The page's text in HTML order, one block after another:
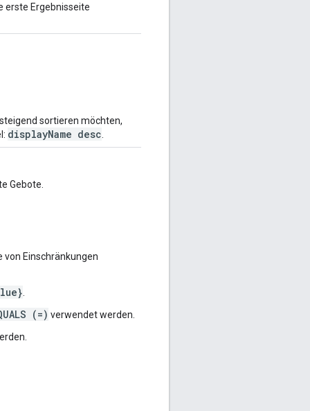
erste Ergebnisseite
sortieren möchten,
displayName desc
Gebote.
von Einschränkungen
(=) verwendet werden.